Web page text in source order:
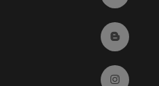
Ir al
Ir a